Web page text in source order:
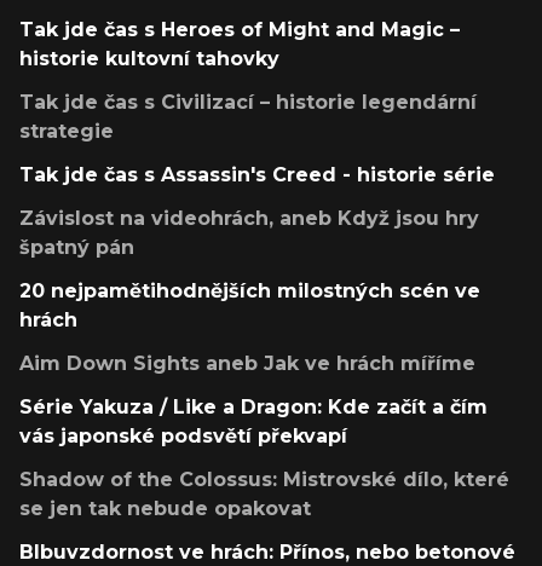
Tak jde čas s Heroes of Might and Magic –
historie kultovní tahovky
Tak jde čas s Civilizací – historie legendární
strategie
Tak jde čas s Assassin's Creed - historie série
Závislost na videohrách, aneb Když jsou hry
špatný pán
20 nejpamětihodnějších milostných scén ve
hrách
Aim Down Sights aneb Jak ve hrách míříme
Série Yakuza / Like a Dragon: Kde začít a čím
vás japonské podsvětí překvapí
Shadow of the Colossus: Mistrovské dílo, které
se jen tak nebude opakovat
Blbuvzdornost ve hrách: Přínos, nebo betonové